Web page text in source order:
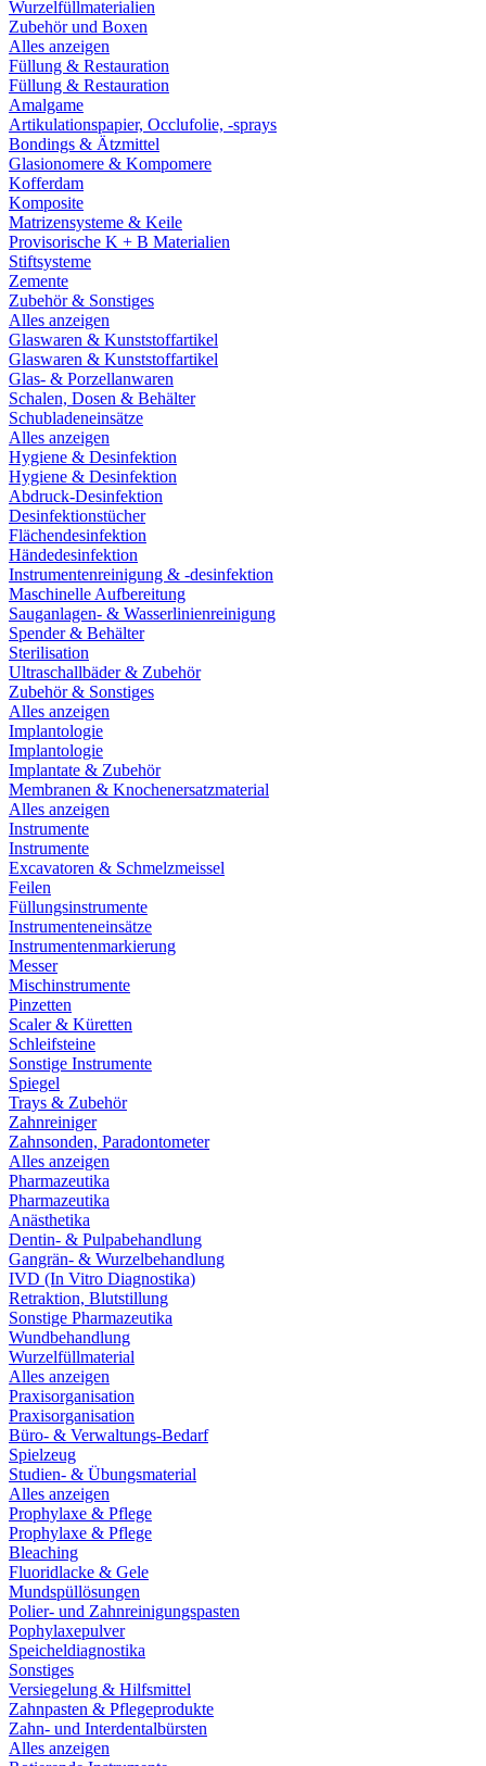
Wurzelfüllmaterialien
Zubehör und Boxen
Alles anzeigen
Füllung & Restauration
Füllung & Restauration
Amalgame
Artikulationspapier, Occlufolie, -sprays
Bondings & Ätzmittel
Glasionomere & Kompomere
Kofferdam
Komposite
Matrizensysteme & Keile
Provisorische K + B Materialien
Stiftsysteme
Zemente
Zubehör & Sonstiges
Alles anzeigen
Glaswaren & Kunststoffartikel
Glaswaren & Kunststoffartikel
Glas- & Porzellanwaren
Schalen, Dosen & Behälter
Schubladeneinsätze
Alles anzeigen
Hygiene & Desinfektion
Hygiene & Desinfektion
Abdruck-Desinfektion
Desinfektionstücher
Flächendesinfektion
Händedesinfektion
Instrumentenreinigung & -desinfektion
Maschinelle Aufbereitung
Sauganlagen- & Wasserlinienreinigung
Spender & Behälter
Sterilisation
Ultraschallbäder & Zubehör
Zubehör & Sonstiges
Alles anzeigen
Implantologie
Implantologie
Implantate & Zubehör
Membranen & Knochenersatzmaterial
Alles anzeigen
Instrumente
Instrumente
Excavatoren & Schmelzmeissel
Feilen
Füllungsinstrumente
Instrumenteneinsätze
Instrumentenmarkierung
Messer
Mischinstrumente
Pinzetten
Scaler & Küretten
Schleifsteine
Sonstige Instrumente
Spiegel
Trays & Zubehör
Zahnreiniger
Zahnsonden, Paradontometer
Alles anzeigen
Pharmazeutika
Pharmazeutika
Anästhetika
Dentin- & Pulpabehandlung
Gangrän- & Wurzelbehandlung
IVD (In Vitro Diagnostika)
Retraktion, Blutstillung
Sonstige Pharmazeutika
Wundbehandlung
Wurzelfüllmaterial
Alles anzeigen
Praxisorganisation
Praxisorganisation
Büro- & Verwaltungs-Bedarf
Spielzeug
Studien- & Übungsmaterial
Alles anzeigen
Prophylaxe & Pflege
Prophylaxe & Pflege
Bleaching
Fluoridlacke & Gele
Mundspüllösungen
Polier- und Zahnreinigungspasten
Pophylaxepulver
Speicheldiagnostika
Sonstiges
Versiegelung & Hilfsmittel
Zahnpasten & Pflegeprodukte
Zahn- und Interdentalbürsten
Alles anzeigen